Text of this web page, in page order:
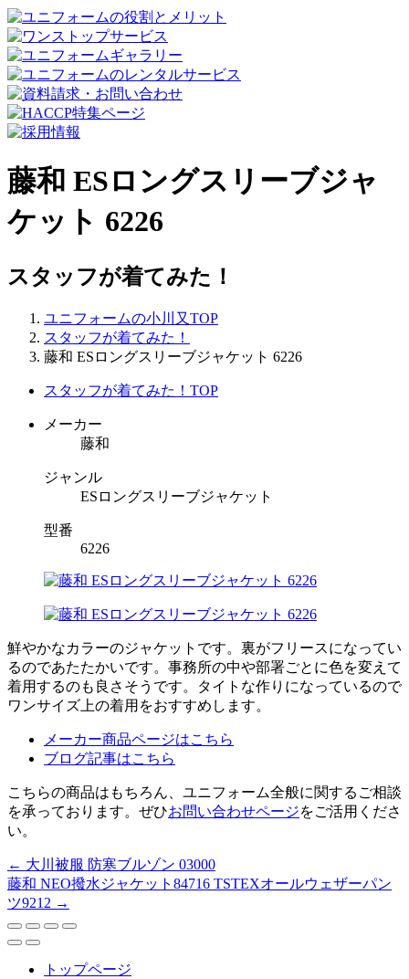
藤和 ESロングスリーブジャ
ケット 6226
スタッフが着てみた！
ユニフォームの小川又TOP
スタッフが着てみた！
藤和 ESロングスリーブジャケット 6226
スタッフが着てみた！TOP
メーカー
藤和
ジャンル
ESロングスリーブジャケット
型番
6226
鮮やかなカラーのジャケットです。裏がフリースになってい
るのであたたかいです。事務所の中や部署ごとに色を変えて
着用するのも良さそうです。タイトな作りになっているので
ワンサイズ上の着用をおすすめします。
メーカー商品ページはこちら
ブログ記事はこちら
こちらの商品はもちろん、ユニフォーム全般に関するご相談
を承っております。ぜひお問い合わせページをご活用くださ
い。
← 大川被服 防寒ブルゾン 03000
藤和 NEO撥水ジャケット84716 TSTEXオールウェザーパン
ツ9212 →
トップページ